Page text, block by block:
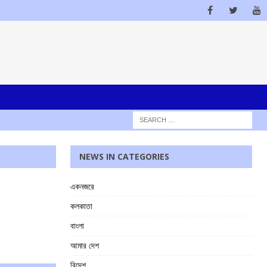
NEWS IN CATEGORIES
একনজরে
কলকাতা
বাংলা
আমার দেশ